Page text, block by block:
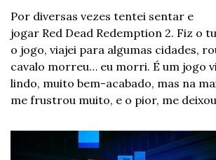
Por diversas vezes tentei sentar e
jogar Red Dead Redemption 2. Fiz o
o jogo, viajei para algumas cidades,
cavalo morreu… eu morri. É um jogo
lindo, muito bem-acabado, mas na
me frustrou muito, e o pior, me